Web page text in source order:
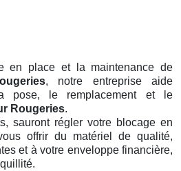
en place et la maintenance de
, notre entreprise aide
pose, le remplacement et le
Rougeries.
sauront régler votre blocage en
offrir du matériel de qualité,
et à votre enveloppe financière,